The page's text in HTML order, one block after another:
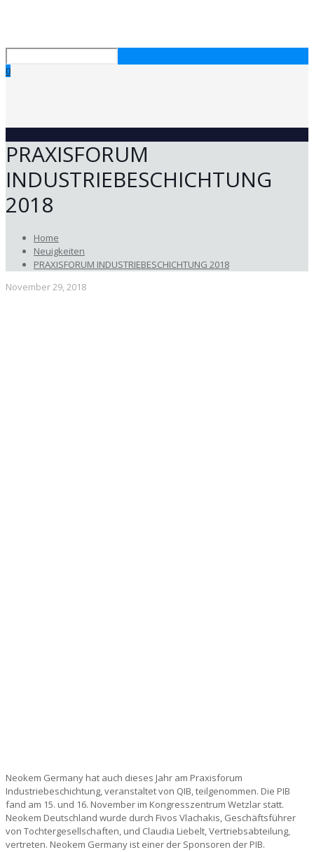
0
PRAXISFORUM
INDUSTRIEBESCHICHTUNG
2018
Home
Neuigkeiten
PRAXISFORUM INDUSTRIEBESCHICHTUNG 2018
November 29, 2018
Neokem Germany hat auch dieses Jahr am Praxisforum
Industriebeschichtung, veranstaltet von QIB, teilgenommen. Die PIB
fand am 15. und 16. November im Kongresszentrum Wetzlar statt.
Neokem Deutschland wurde durch Fivos Vlachakis, Geschäftsführer
von Tochtergesellschaften, und Claudia Liebelt, Vertriebsabteilung,
vertreten. Neokem Germany ist einer der Sponsoren der PIB.